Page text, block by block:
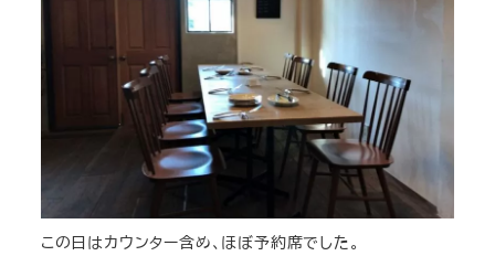
この日はカウンター含め、ほぼ予約席でした。